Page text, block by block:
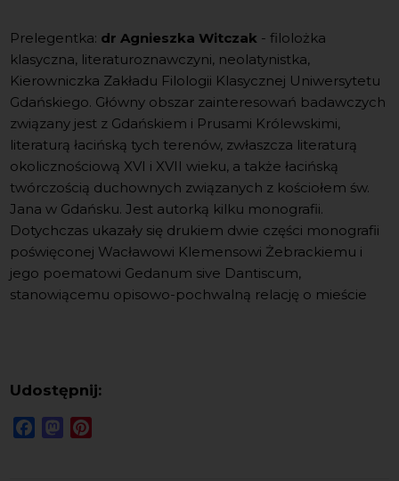
Prelegentka: dr Agnieszka Witczak - filolożka
klasyczna, literaturoznawczyni, neolatynistka,
Kierowniczka Zakładu Filologii Klasycznej Uniwersytetu
Gdańskiego. Główny obszar zainteresowań badawczych
związany jest z Gdańskiem i Prusami Królewskimi,
literaturą łacińską tych terenów, zwłaszcza literaturą
okolicznościową XVI i XVII wieku, a także łacińską
twórczością duchownych związanych z kościołem św.
Jana w Gdańsku. Jest autorką kilku monografii.
Dotychczas ukazały się drukiem dwie części monografii
poświęconej Wacławowi Klemensowi Żebrackiemu i
jego poematowi Gedanum sive Dantiscum,
stanowiącemu opisowo-pochwalną relację o mieście
Udostępnij:
FacebookMastodon